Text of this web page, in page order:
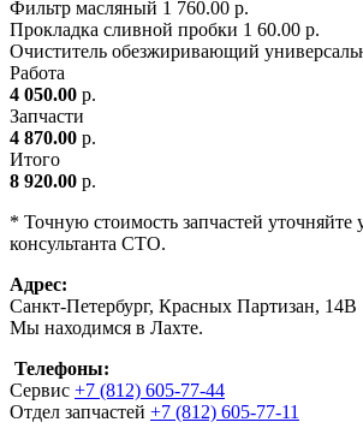
Фильтр масляный 1 760.00 р.
Прокладка сливной пробки 1 60.00 р.
Очиститель обезжиривающий
Работа
4 050.00 р.
Запчасти
4 870.00 р.
Итого
8 920.00 р.
* Точную стоимость запчастей уточняйте
консультанта СТО.
Адрес:
Санкт-Петербург, Красных Партизан, 14В
Мы находимся в Лахте.
Телефоны:
Сервис +7 (812) 605-77-44
Отдел запчастей +7 (812) 605-77-11